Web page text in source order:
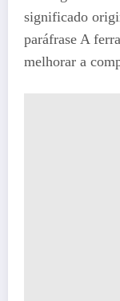
significado
paráfrase A
melhorar a